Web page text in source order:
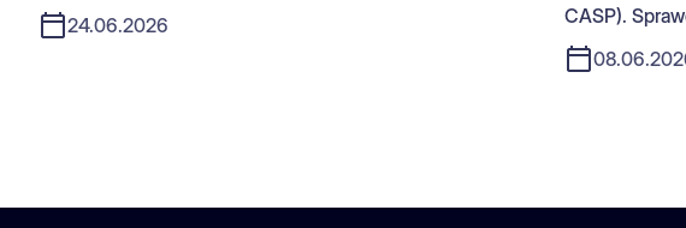
24.06.2026
CASP).
dane i jakie